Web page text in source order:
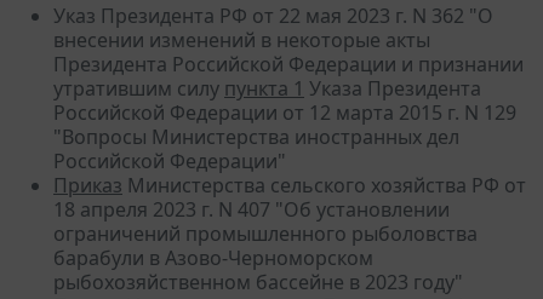
Указ Президента РФ от 22 мая 2023 г. N 362 "О
внесении изменений в некоторые акты
Президента Российской Федерации и признании
утратившим силу пункта 1 Указа Президента
Российской Федерации от 12 марта 2015 г. N 129
"Вопросы Министерства иностранных дел
Российской Федерации"
Приказ Министерства сельского хозяйства РФ от
18 апреля 2023 г. N 407 "Об установлении
ограничений промышленного рыболовства
барабули в Азово-Черноморском
рыбохозяйственном бассейне в 2023 году"